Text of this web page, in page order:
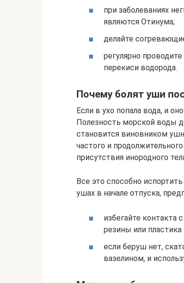
при заболеваниях
являются Отинума;
делайте
регулярно
перекиси водорода.
Почему болят уши
Если в ухо попала вода, и
Полезность морской воды
становится виновником
частого и
присутствия инородного
Все это способно
ушах в начале отпуска,
избегайте контакта
резины или
если беруш нет,
вазелином, и